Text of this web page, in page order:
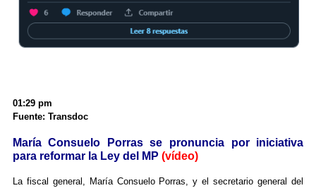
01:29 pm
Fuente: Transdoc
María Consuelo Porras se pronuncia por iniciativa
para reformar la Ley del MP (vídeo)
La fiscal general, María Consuelo Porras, y el secretario general del